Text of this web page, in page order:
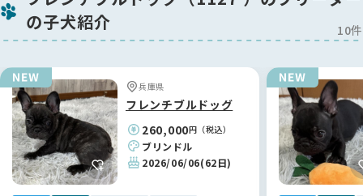
の子犬紹介
10件
兵庫県
フレンチブルドッグ
260,000円（税込）
ブリンドル
2026/06/06(62日)